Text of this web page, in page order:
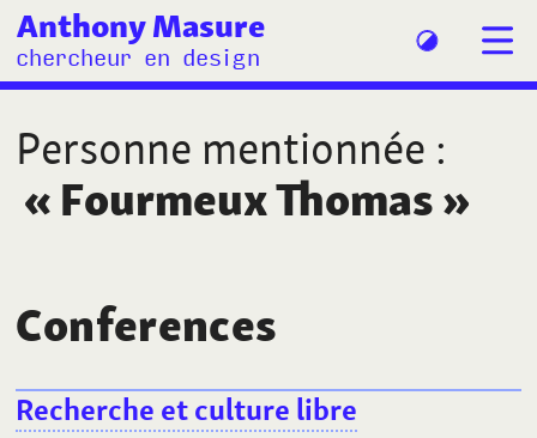
Anthony Masure
chercheur en design
Personne mentionnée :
« Fourmeux Thomas»
Conferences
Recherche et culture libre